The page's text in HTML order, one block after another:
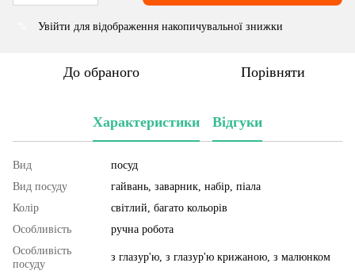
Увійти для відображення накопичувальної знижки
До обраного Порівняти
Характеристики Відгуки
Вид
посуд
Вид посуду
гайвань, заварник, набір, піала
Колір
світлий, багато кольорів
Особливість
ручна робота
Особливість
посуду
з глазур'ю, з глазур'ю крижаною, з малюнком